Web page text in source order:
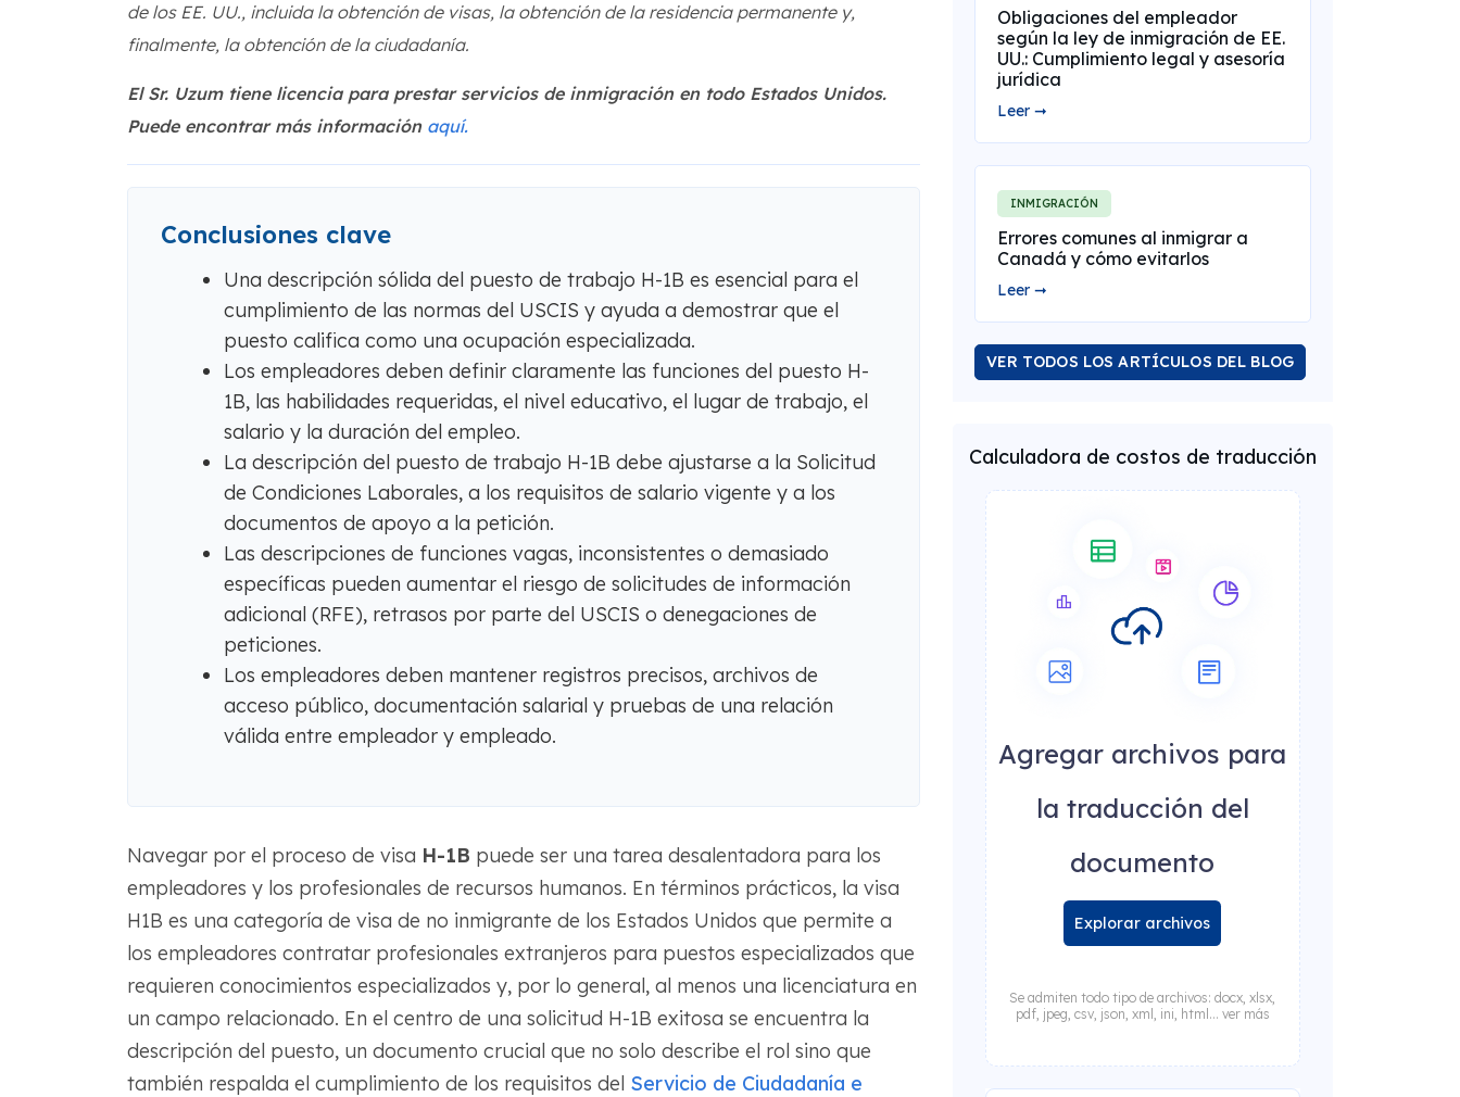
de los EE. UU., incluida la obtención de visas, la obtención de la residencia permanente y,
finalmente, la obtención de la ciudadanía.
El Sr. Uzum tiene licencia para prestar servicios de inmigración en todo Estados Unidos.
Puede encontrar más información aquí.
Conclusiones clave
Una descripción sólida del puesto de trabajo H-1B es esencial para el
cumplimiento de las normas del USCIS y ayuda a demostrar que el
puesto califica como una ocupación especializada.
Los empleadores deben definir claramente las funciones del puesto H-
1B, las habilidades requeridas, el nivel educativo, el lugar de trabajo, el
salario y la duración del empleo.
La descripción del puesto de trabajo H-1B debe ajustarse a la Solicitud
de Condiciones Laborales, a los requisitos de salario vigente y a los
documentos de apoyo a la petición.
Las descripciones de funciones vagas, inconsistentes o demasiado
específicas pueden aumentar el riesgo de solicitudes de información
adicional (RFE), retrasos por parte del USCIS o denegaciones de
peticiones.
Los empleadores deben mantener registros precisos, archivos de
acceso público, documentación salarial y pruebas de una relación
válida entre empleador y empleado.
Navegar por el proceso de visa H-1B puede ser una tarea desalentadora para los
empleadores y los profesionales de recursos humanos. En términos prácticos, la visa
H1B es una categoría de visa de no inmigrante de los Estados Unidos que permite a
los empleadores contratar profesionales extranjeros para puestos especializados que
requieren conocimientos especializados y, por lo general, al menos una licenciatura en
un campo relacionado. En el centro de una solicitud H-1B exitosa se encuentra la
descripción del puesto, un documento crucial que no solo describe el rol sino que
también respalda el cumplimiento de los requisitos del Servicio de Ciudadanía e
Obligaciones del empleador
según la ley de inmigración de EE.
UU.: Cumplimiento legal y asesoría
jurídica
Leer ➞
INMIGRACIÓN
Errores comunes al inmigrar a
Canadá y cómo evitarlos
Leer ➞
VER TODOS LOS ARTÍCULOS DEL BLOG
Calculadora de costos de traducción
Agregar archivos para
la traducción del
documento
Explorar archivos
Se admiten todo tipo de archivos: docx, xlsx,
pdf, jpeg, csv, json, xml, ini, html... ver más